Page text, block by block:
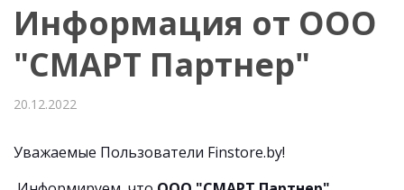
Информация от ООО
"СМАРТ Партнер"
20.12.2022
Уважаемые Пользователи Finstore.by!